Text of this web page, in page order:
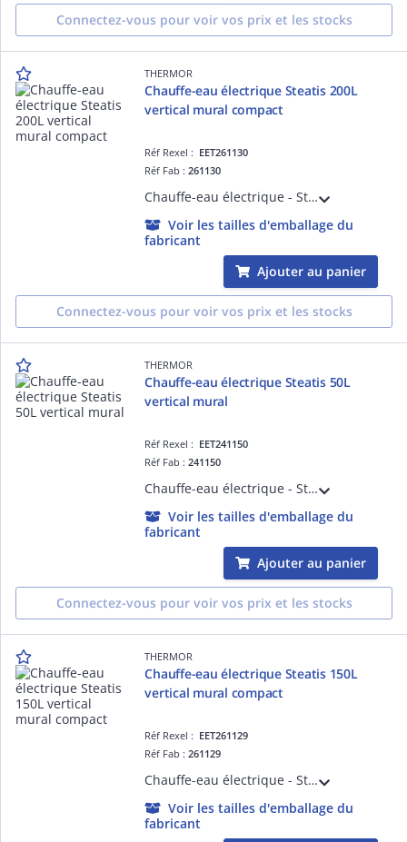
Connectez-vous pour voir vos prix et les stocks
THERMOR
Chauffe-eau électrique Steatis 200L
vertical mural compact
Réf Rexel : EET261130
Réf Fab :261130
Chauffe-eau électrique - Steatis 200L vertical mural compact monophasé (transformable en triphasé avec kit) - équipé du double entraxe 800/700mm - livré avec 1 raccord diélectrique 3/4'
Voir les tailles d'emballage du
fabricant
Ajouter au panier
Connectez-vous pour voir vos prix et les stocks
THERMOR
Chauffe-eau électrique Steatis 50L
vertical mural
Réf Rexel : EET241150
Réf Fab :241150
Chauffe-eau électrique - Steatis 50L vertical mural monophasé - livré avec 1 raccord diélectrique 3/4'
Voir les tailles d'emballage du
fabricant
Ajouter au panier
Connectez-vous pour voir vos prix et les stocks
THERMOR
Chauffe-eau électrique Steatis 150L
vertical mural compact
Réf Rexel : EET261129
Réf Fab :261129
Chauffe-eau électrique - Steatis 150L vertical mural compact monophasé - livré avec 1 raccord diélectrique 3/4'
Voir les tailles d'emballage du
fabricant